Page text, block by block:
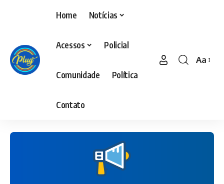
Home Notícias
Acessos Policial
Comunidade Política
Contato
Aa